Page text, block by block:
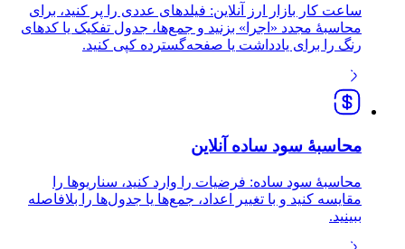
ساعت کار بازار ارز آنلاین: فیلدهای عددی را پر کنید، برای
محاسبهٔ مجدد «اجرا» بزنید و جمع‌ها، جدول تفکیک یا کدهای
رنگ را برای یادداشت یا صفحه‌گسترده کپی کنید.
محاسبهٔ سود ساده آنلاین
محاسبهٔ سود ساده: فرضیات را وارد کنید، سناریوها را
مقایسه کنید و با تغییر اعداد، جمع‌ها یا جدول‌ها را بلافاصله
ببینید.